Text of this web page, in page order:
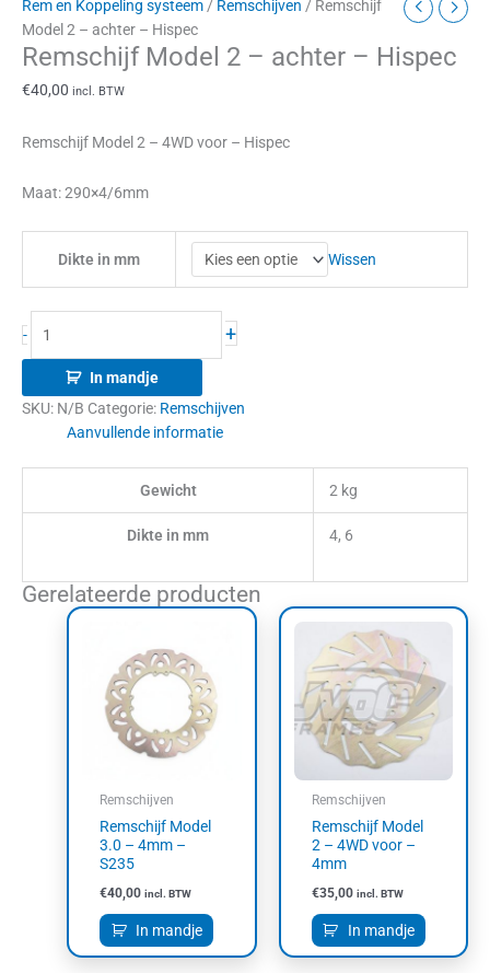
Rem en Koppeling systeem/ Remschijven / Remschijf
Model 2 – achter – Hispec
Remschijf Model 2 – achter – Hispec
€40,00 incl. BTW
Remschijf Model 2 – 4WD voor – Hispec
Maat: 290×4/6mm
Dikte in mm Wissen
- +
In mandje
SKU: N/B Categorie: Remschijven
Aanvullende informatie
Gewicht 2 kg
Dikte in mm 4, 6
Gerelateerde producten
Remschijven
Remschijf Model
3.0 – 4mm –
S235
€40,00 incl. BTW
In mandje
Remschijven
Remschijf Model
2 – 4WD voor –
4mm
€35,00 incl. BTW
In mandje